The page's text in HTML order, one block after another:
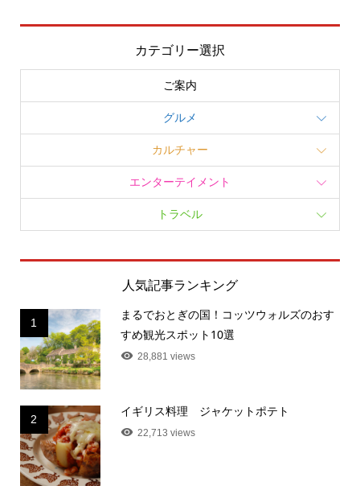
カテゴリー選択
ご案内
グルメ
カルチャー
エンターテイメント
トラベル
人気記事ランキング
1
まるでおとぎの国！コッツウォルズのおす
すめ観光スポット10選
28,881 views
2
イギリス料理 ジャケットポテト
22,713 views